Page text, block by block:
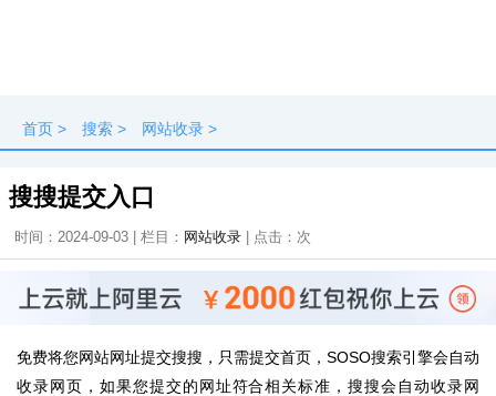
首页 > 搜索 > 网站收录 >
搜搜提交入口
时间：2024-09-03 | 栏目： 网站收录 | 点击： 次
免费将您网站网址提交搜搜，只需提交首页，SOSO搜索引擎会自动
收录网页，如果您提交的网址符合相关标准，搜搜会自动收录网